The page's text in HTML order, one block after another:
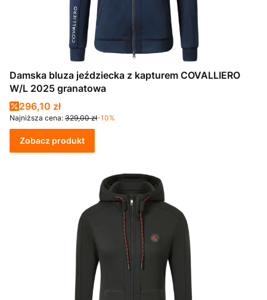
Damska bluza jeździecka z kapturem COVALLIERO
W/L 2025 granatowa
Cena promocyjna
296,10 zł
Najniższa cena: 329,00 zł-10%
Zobacz produkt